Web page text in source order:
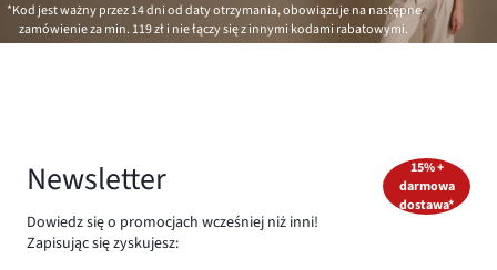
*Kod jest ważny przez 14 dni od daty otrzymania, obowiązuje na następne
zamówienie za min. 119 złi nie łączy się z innymi kodami rabatowymi.
Newsletter
Dowiedz się o promocjach wcześniej niż inni!
Zapisując się zyskujesz:
15% +
darmowa
dostawa*